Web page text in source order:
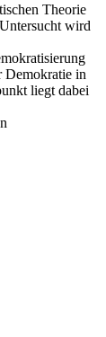
Theorie
wird
Demokratie in
liegt dabei